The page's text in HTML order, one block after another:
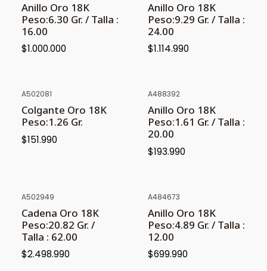
Anillo Oro 18K
Peso:6.30 Gr. / Talla :
16.00
$1.000.000
Anillo Oro 18K
Peso:9.29 Gr. / Talla :
24.00
$1.114.990
A502081
Colgante Oro 18K
Peso:1.26 Gr.
$151.990
A488392
Anillo Oro 18K
Peso:1.61 Gr. / Talla :
20.00
$193.990
A502949
Cadena Oro 18K
Peso:20.82 Gr. /
Talla : 62.00
$2.498.990
A484673
Anillo Oro 18K
Peso:4.89 Gr. / Talla :
12.00
$699.990